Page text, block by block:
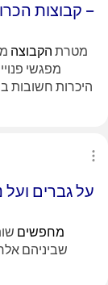
קבוצות
מטרת הקבוצה
היכרות חשובות
על גברים
מחפשים
שביניהם